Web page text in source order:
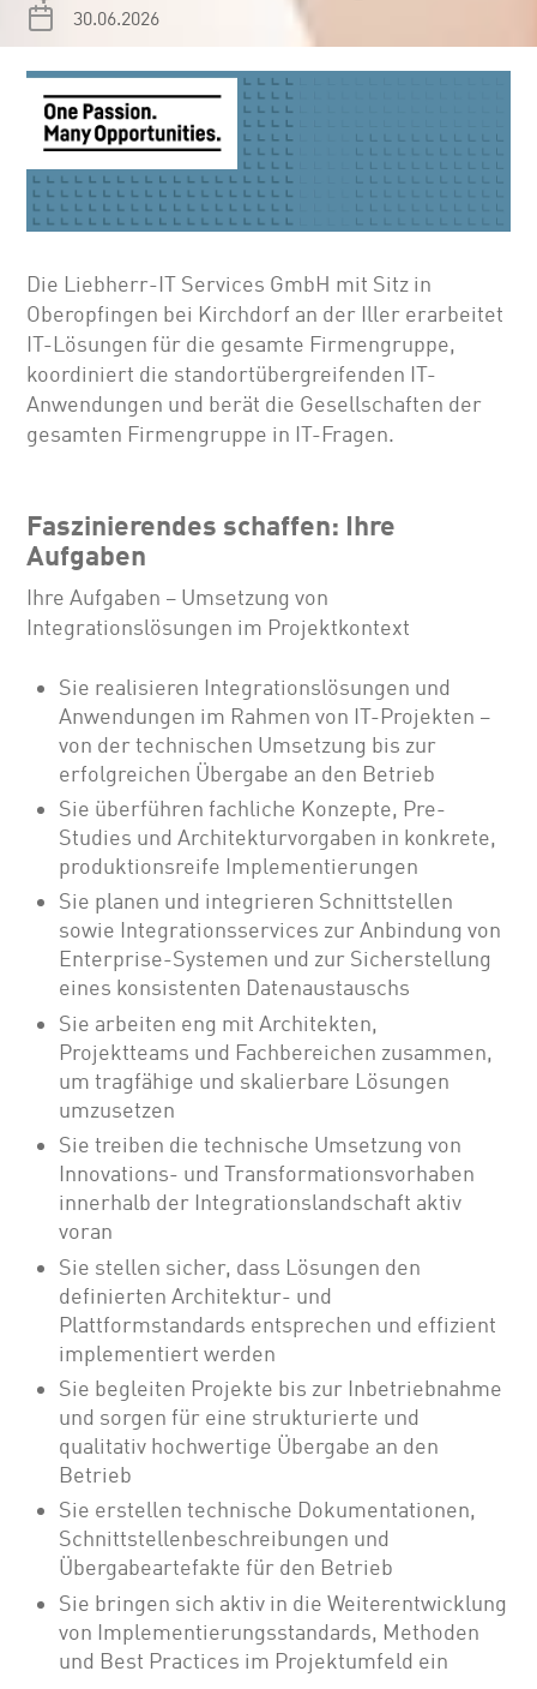
30.06.2026
Die Liebherr-IT Services GmbH mit Sitz in
Oberopfingen bei Kirchdorf an der Iller erarbeitet
IT-Lösungen für die gesamte Firmengruppe,
koordiniert die standortübergreifenden IT-
Anwendungen und berät die Gesellschaften der
gesamten Firmengruppe in IT-Fragen.
Faszinierendes schaffen: Ihre
Aufgaben
Ihre Aufgaben – Umsetzung von
Integrationslösungen im Projektkontext
Sie realisieren Integrationslösungen und
Anwendungen im Rahmen von IT-Projekten –
von der technischen Umsetzung bis zur
erfolgreichen Übergabe an den Betrieb
Sie überführen fachliche Konzepte, Pre-
Studies und Architekturvorgaben in konkrete,
produktionsreife Implementierungen
Sie planen und integrieren Schnittstellen
sowie Integrationsservices zur Anbindung von
Enterprise-Systemen und zur Sicherstellung
eines konsistenten Datenaustauschs
Sie arbeiten eng mit Architekten,
Projektteams und Fachbereichen zusammen,
um tragfähige und skalierbare Lösungen
umzusetzen
Sie treiben die technische Umsetzung von
Innovations- und Transformationsvorhaben
innerhalb der Integrationslandschaft aktiv
voran
Sie stellen sicher, dass Lösungen den
definierten Architektur- und
Plattformstandards entsprechen und effizient
implementiert werden
Sie begleiten Projekte bis zur Inbetriebnahme
und sorgen für eine strukturierte und
qualitativ hochwertige Übergabe an den
Betrieb
Sie erstellen technische Dokumentationen,
Schnittstellenbeschreibungen und
Übergabeartefakte für den Betrieb
Sie bringen sich aktiv in die Weiterentwicklung
von Implementierungsstandards, Methoden
und Best Practices im Projektumfeld ein